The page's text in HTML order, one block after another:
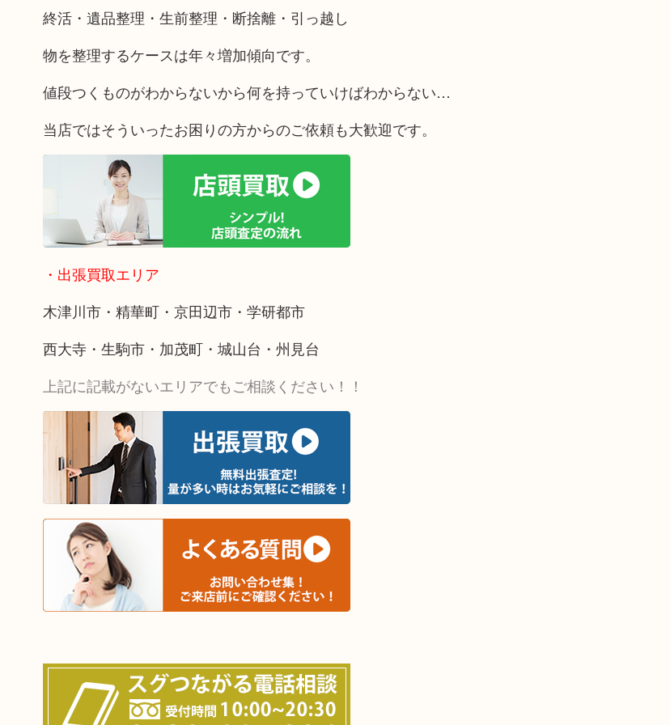
終活・遺品整理・生前整理・断捨離・引っ越し
物を整理するケースは年々増加傾向です。
値段つくものがわからないから何を持っていけばわからない…
当店ではそういったお困りの方からのご依頼も大歓迎です。
・出張買取エリア
木津川市・精華町・京田辺市・学研都市
西大寺・生駒市・加茂町・城山台・州見台
上記に記載がないエリアでもご相談ください！！